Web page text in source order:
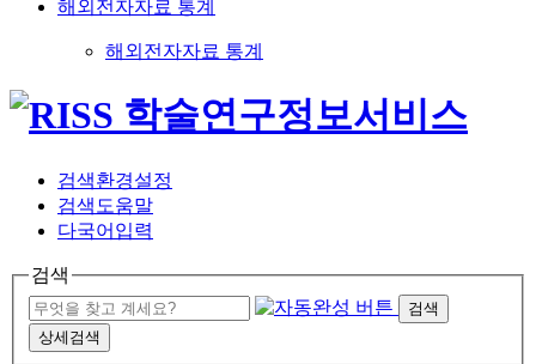
해외전자자료 통계
해외전자자료 통계
검색환경설정
검색도움말
다국어입력
검색
검색
상세검색